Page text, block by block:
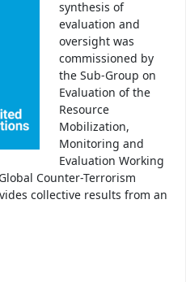
synthesis of
evaluation and
oversight was
commissioned by
the Sub-Group on
Evaluation of the
Resource
Mobilization,
Monitoring and
Evaluation Working
Counter-Terrorism
collective results from an